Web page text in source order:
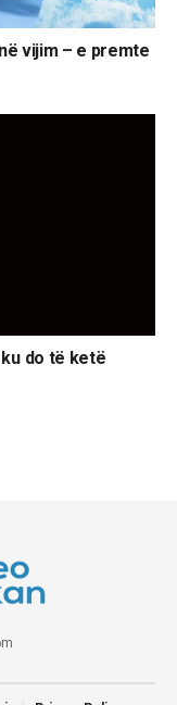
vijim – e premte
do të ketë